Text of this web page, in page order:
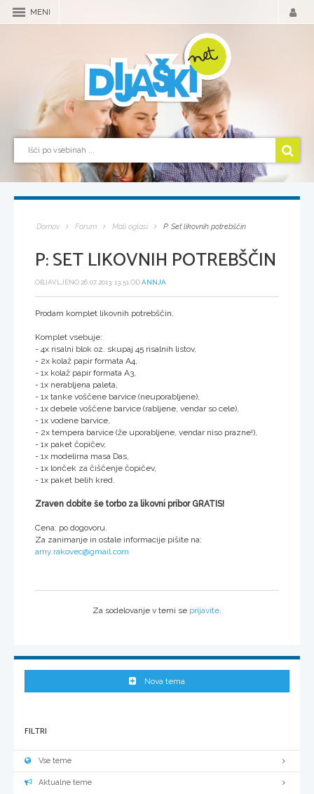
MENI
Domov Forum Mali oglasi P: Set likovnih potrebščin
P: SET LIKOVNIH POTREBŠČIN
OBJAVLJENO 26.07.2013, 13:51 ODANNJA
Prodam komplet likovnih potrebščin.
Komplet vsebuje:
- 4x risalni blok oz. skupaj 45 risalnih listov,
- 2x kolaž papir formata A4,
- 1x kolaž papir formata A3,
- 1x nerabljena paleta,
- 1x tanke voščene barvice (neuporabljene),
- 1x debele voščene barvice (rabljene, vendar so cele),
- 1x vodene barvice,
- 2x tempera barvice (že uporabljene, vendar niso prazne!),
- 1x paket čopičev,
- 1x modelirna masa Das,
- 1x lonček za čiščenje čopičev,
- 1x paket belih kred.
Zraven dobite še torbo za likovni pribor GRATIS!
Cena: po dogovoru.
Za zanimanje in ostale informacije pišite na:
amy.rakovec@gmail.com
Za sodelovanje v temi se prijavite
Nova tema
FILTRI
Vse teme
Aktualne teme